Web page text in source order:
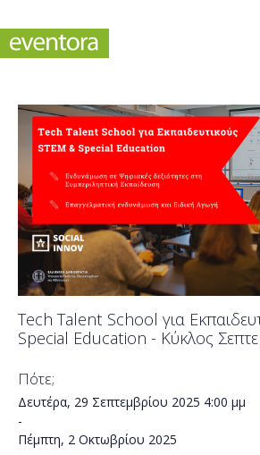
Tech Talent School για
Special Education - Κύκλος
Πότε;
Δευτέρα, 29 Σεπτεμβρίου 2025 4:00 μμ
-
Πέμπτη, 2 Οκτωβρίου 2025